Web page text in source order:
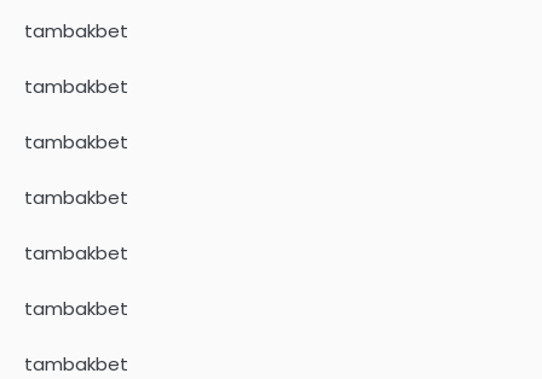
tambakbet
tambakbet
tambakbet
tambakbet
tambakbet
tambakbet
tambakbet